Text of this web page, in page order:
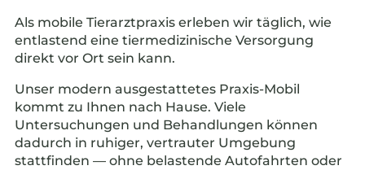
Als mobile Tierarztpraxis erleben wir täglich, wie
entlastend eine tiermedizinische Versorgung
direkt vor Ort sein kann.
Unser modern ausgestattetes Praxis-Mobil
kommt zu Ihnen nach Hause. Viele
Untersuchungen und Behandlungen können
dadurch in ruhiger, vertrauter Umgebung
stattfinden — ohne belastende Autofahrten oder